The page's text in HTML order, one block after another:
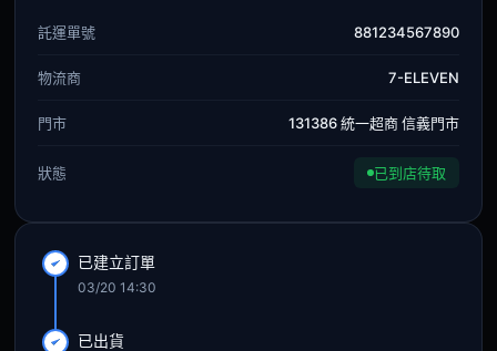
託運單號 881234567890
物流商 7-ELEVEN
門市 131386 統一超商 信義門市
狀態 已到店待取
已建立訂單
03/20 14:30
已出貨